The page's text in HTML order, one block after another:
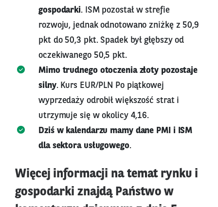
gospodarki. ISM pozostał w strefie
rozwoju, jednak odnotowano zniżkę z 50,9
pkt do 50,3 pkt. Spadek był głębszy od
oczekiwanego 50,5 pkt.
Mimo trudnego otoczenia złoty pozostaje
silny. Kurs EUR/PLN Po piątkowej
wyprzedaży odrobił większość strat i
utrzymuje się w okolicy 4,16.
Dziś w kalendarzu mamy dane PMI i ISM
dla sektora usługowego.
Więcej informacji na temat rynku i
gospodarki znajdą Państwo w